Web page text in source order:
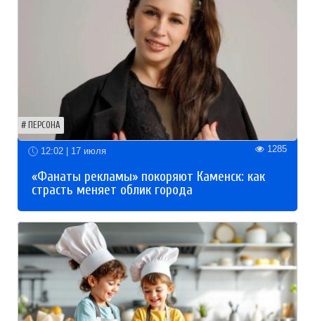
ПЕРСОНА
12:02 | 17 июля 1285
«Фанаты рекламы» покоряют Каменск: как
страсть меняет облик города